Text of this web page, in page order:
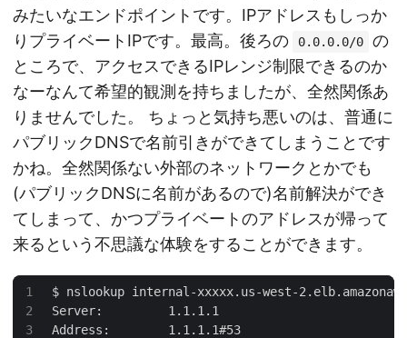
みたいなエンドポイントです。IPアドレスもしっか
りプライベートIPです。最高。後ろの
0.0.0.0/0
の
ところで、アクセスできるIPレンジ制限できるのか
なーなんて希望的観測を持ちましたが、全然関係あ
りませんでした。 ちょっと気持ち悪いのは、普通に
パブリックDNSで名前引きができてしまうことです
かね。全然関係ない外部のネットワークとかでも
(パブリックDNSに名前があるので)名前解決ができ
てしまって、かつプライベートのアドレスが帰って
来るという不思議な体験をすることができます。
3